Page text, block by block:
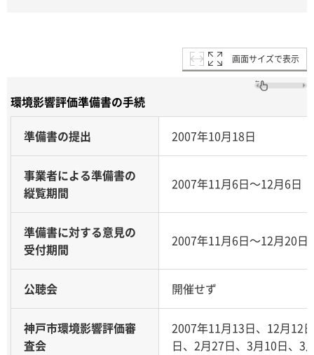
画面サイズで表示
環境影響評価準備書の手続
準備書の提出 2007年10月18日
事業者による準備書の
縦覧期間
2007年11月6日～12月6日
準備書に対する意見の
受付期間
2007年11月6日～12月20日
公聴会 開催せず
神戸市環境影響評価審
査会
2007年11月13日、12月12
日、2月27日、3月10日、3